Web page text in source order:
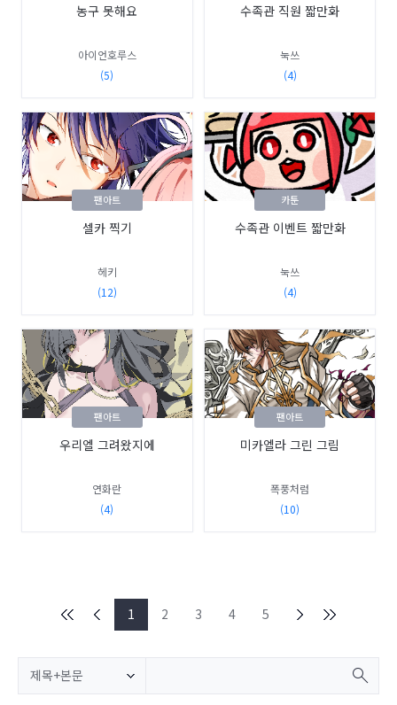
농구 못해요
아이언호루스
(5)
수족관 직원 짧만화
눅쓰
(4)
셀카 찍기
헤키
(12)
팬아트
수족관 이벤트 짧만화
눅쓰
(4)
카툰
우리엘 그려왔지에
연화란
(4)
팬아트
미카엘라 그린 그림
폭풍처럼
(10)
팬아트
1 2 3 4 5
제목+본문